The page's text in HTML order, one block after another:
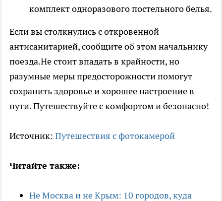
комплект одноразового постельного белья.
Если вы столкнулись с откровенной
антисанитарией, сообщите об этом начальнику
поезда.Не стоит впадать в крайности, но
разумные меры предосторожности помогут
сохранить здоровье и хорошее настроение в
пути. Путешествуйте с комфортом и безопасно!
Источник: Путешествия с фотокамерой
Читайте также:
Не Москва и не Крым: 10 городов, куда